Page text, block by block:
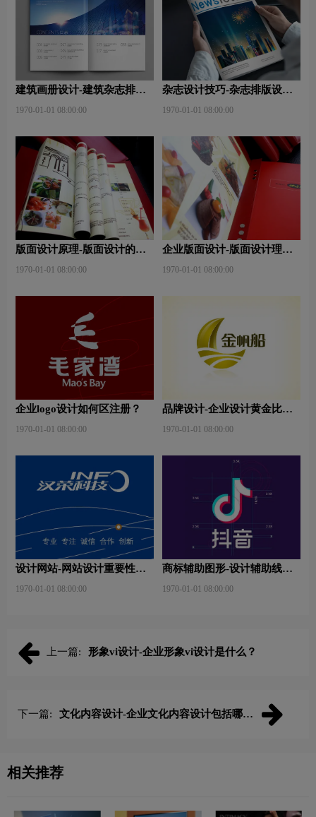
建筑画册设计-建筑杂志排版
用？
1970-01-01 08:00:00
杂志设计技巧-杂志排版设计
1970-01-01 08:00:00
版面设计原理-版面设计的原
1970-01-01 08:00:00
企业版面设计-版面设计理
1970-01-01 08:00:00
企业logo设计如何区注册？
1970-01-01 08:00:00
品牌设计-企业设计黄金比例
1970-01-01 08:00:00
设计网站-网站设计重要性是
1970-01-01 08:00:00
商标辅助图形-设计辅助线是
1970-01-01 08:00:00
上一篇: 形象vi设计-企业形象vi设计是什么？
下一篇:
文化内容设计-企业文化内容设计包括哪
相关推荐